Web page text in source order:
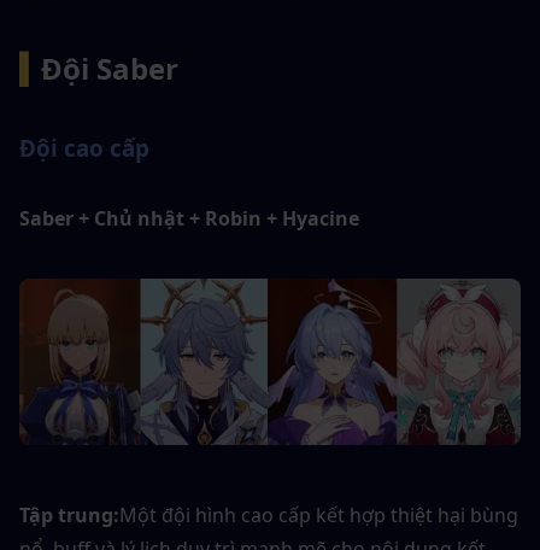
Đội Saber
Đội cao cấp
Saber + Chủ nhật + Robin + Hyacine
Tập trung:Một đội hình cao cấp kết hợp thiệt hại bùng